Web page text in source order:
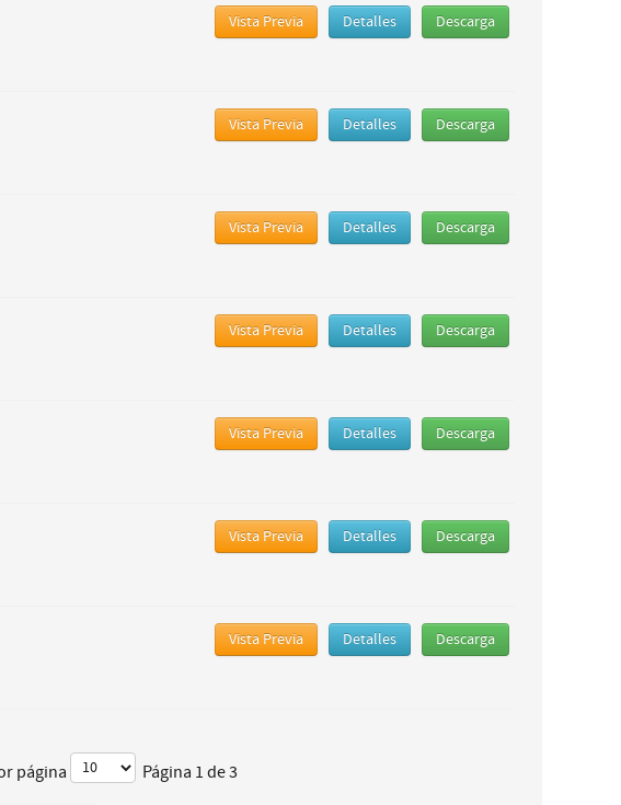
Descarga
Detalles
Vista Previa
Descarga
Detalles
Vista Previa
Descarga
Detalles
Vista Previa
Descarga
Detalles
Vista Previa
Descarga
Detalles
Vista Previa
Descarga
Detalles
Vista Previa
Descarga
Detalles
Vista Previa
página Página 1 de 3